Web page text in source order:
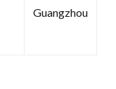
Guangzhou